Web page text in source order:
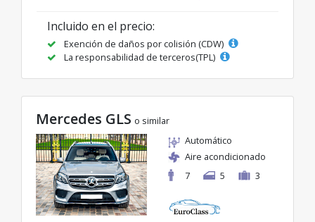
Incluido en el precio:
Exención de daños por colisión (CDW)
La responsabilidad de terceros(TPL)
Mercedes GLS o similar
Automático
Aire acondicionado
7
5 3